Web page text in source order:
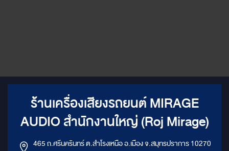
ร้านเครื่องเสียงรถยนต์ MIRAGE
AUDIO สำนักงานใหญ่ (Roj Mirage)
465 ถ.ศรีนครินทร์ ต.สำโรงเหนือ อ.เมือง จ.สมุทรปราการ 10270